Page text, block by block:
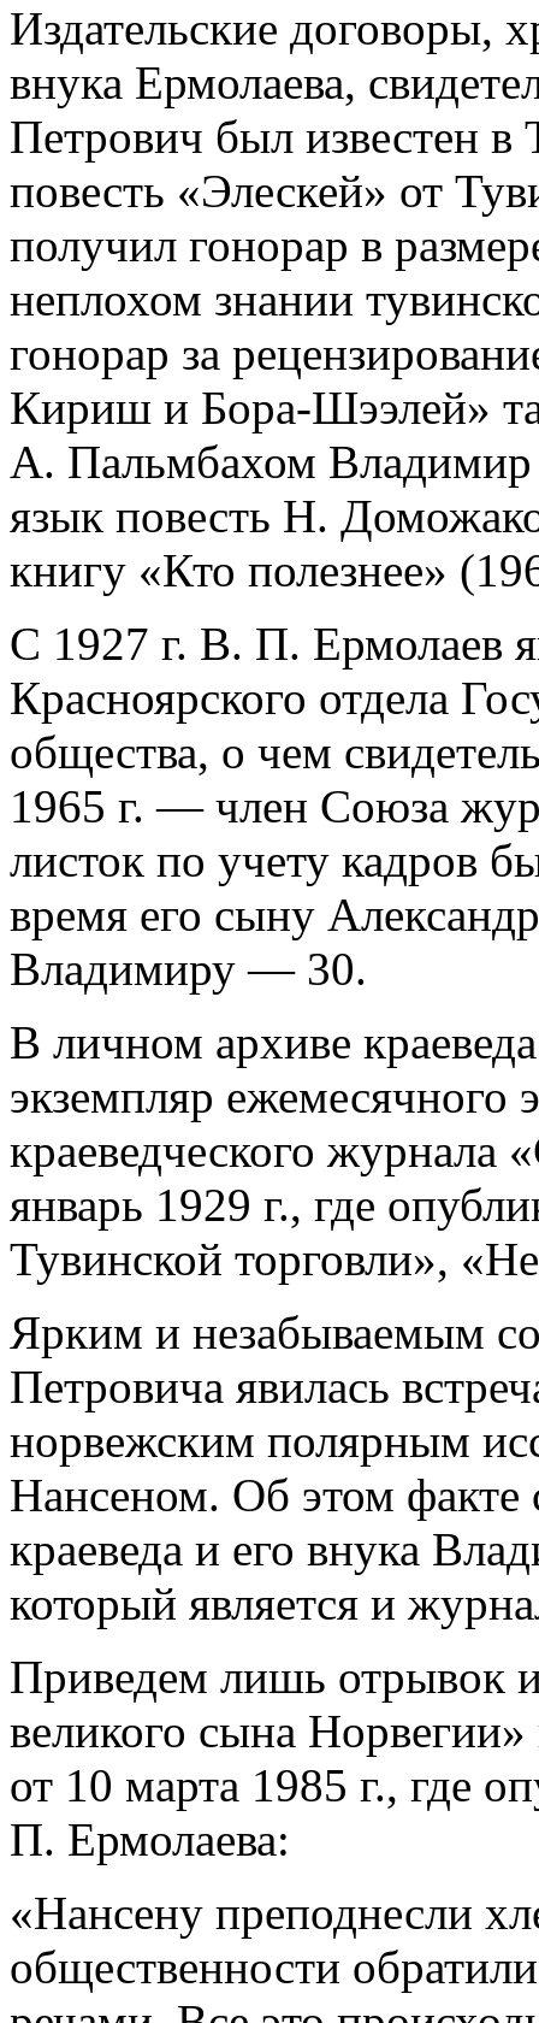
Издательские договоры,
внука Ермолаева,
Петрович был известен в
повесть «Элескей» от
получил гонорар в
неплохом знании
гонорар за
Кириш и Бора-Шээлей»
А. Пальмбахом Владимир
язык повесть Н.
книгу «Кто полезнее»
С 1927 г. В. П. Ермолаев
Красноярского отдела
общества, о чем
1965 г. — член Союза
листок по учету кадров
время его сыну
Владимиру — 30.
В личном архиве
экземпляр ежемесячного
краеведческого журнала
январь 1929 г., где
Тувинской торговли»,
Ярким и незабываемым
Петровича явилась
норвежским полярным
Нансеном. Об этом факте
краеведа и его внука
который является и
Приведем лишь отрывок
великого сына
от 10 марта 1985 г., где
П. Ермолаева:
«Нансену преподнесли
общественности